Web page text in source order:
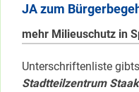
JA zum
mehr Milieuschutz in
Unterschriftenliste
Stadtteilzentrum